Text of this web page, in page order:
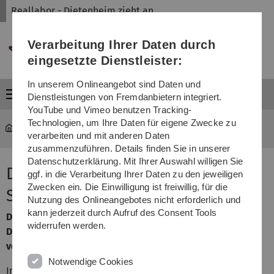
Direkt
Direkt
Direkt
(Sprache,
Drucken,
Media)
Direkt
Direkt
Reallabor - Dietenheim zieht an
Menü
Reallabor - Dietenheim zieht an ... Pop Up Shop
Das Nähcafé wird zum Pop Up
Shop für FAIR FASHION.
Der Pop Up Shop "Fair Fashion" bietet in der Zeit vom 4.
Dezember 2027 bis Juni 2018 nachhaltiger Mode
verschiedenste Anbieter
In den neu gestalteten Räumlichkeiten kann regional
Verarbeitung Ihrer Daten durch
eingesetzte Dienstleister:
In unserem Onlineangebot sind Daten und
Dienstleistungen von Fremdanbietern integriert.
YouTube und Vimeo benutzen Tracking-
Technologien, um Ihre Daten für eigene Zwecke zu
verarbeiten und mit anderen Daten
zusammenzuführen. Details finden Sie in unserer
Datenschutzerklärung. Mit Ihrer Auswahl willigen Sie
ggf. in die Verarbeitung Ihrer Daten zu den jeweiligen
Zwecken ein. Die Einwilligung ist freiwillig, für die
Nutzung des Onlineangebotes nicht erforderlich und
kann jederzeit durch Aufruf des Consent Tools
widerrufen werden.
Notwendige Cookies